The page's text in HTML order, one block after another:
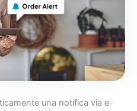
una notifica via e-